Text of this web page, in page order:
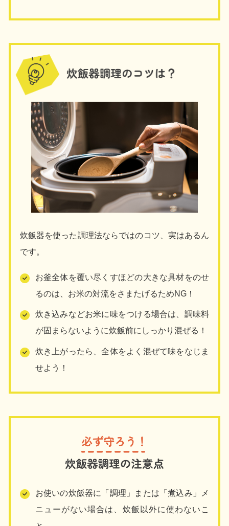
炊飯器を使った調理法ならではのコツ、実はあるん
です。
お釜全体を覆い尽くすほどの大きな具材をのせ
るのは、お米の対流をさまたげるためNG！
炊き込みなどお米に味をつける場合は、調味料
が固まらないように炊飯前にしっかり混ぜる！
炊き上がったら、全体をよく混ぜて味をなじま
せよう！
お使いの炊飯器に「調理」または「煮込み」メ
ニューがない場合は、炊飯以外に使わないこ